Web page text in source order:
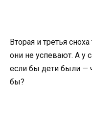
Вторая и третья
они не успевают. А у
если бы дети были —
бы?